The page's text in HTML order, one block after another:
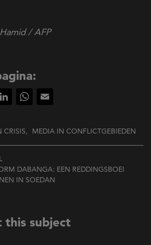
/ AFP
LinkedInWhatsApp
CRISIS, MEDIA IN CONFLICTGEBIEDEN
DABANGA: EEN REDDINGSBOEI
IN SOEDAN
this subject